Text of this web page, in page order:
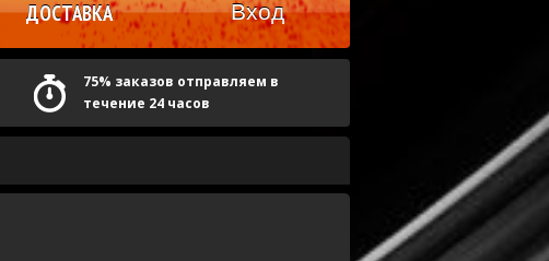
ДОСТАВКА Вход
75% заказов отправляем в
течение 24 часов